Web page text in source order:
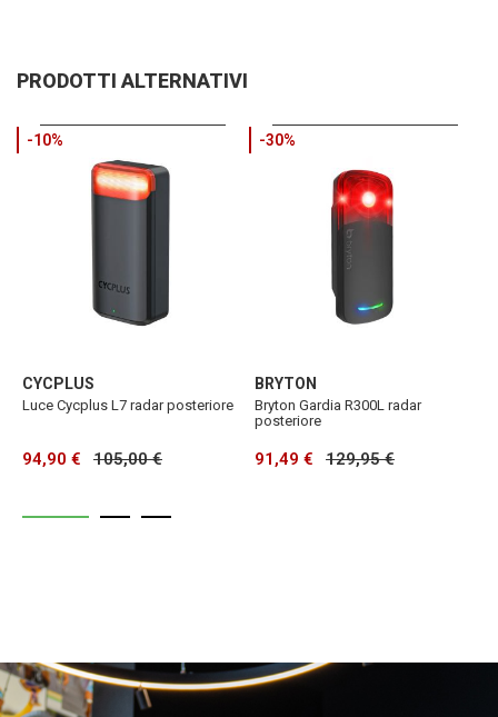
PRODOTTI ALTERNATIVI
-10%
CYCPLUS
Luce Cycplus L7 radar posteriore
94,90 € 105,00 €
-30%
BRYTON
Bryton Gardia R300L radar
posteriore
91,49 € 129,95 €